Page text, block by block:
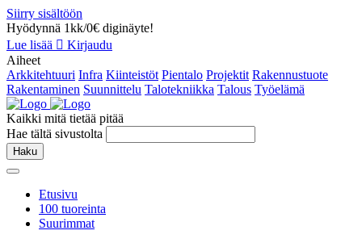
Siirry sisältöön
Hyödynnä 1kk/0€ diginäyte!
Lue lisää
Kirjaudu
Aiheet
Arkkitehtuuri Infra Kiinteistöt Pientalo Projektit Rakennustuote
Rakentaminen Suunnittelu Talotekniikka Talous Työelämä
Kaikki mitä tietää pitää
Hae tältä sivustolta
Haku
Etusivu
100 tuoreinta
Suurimmat